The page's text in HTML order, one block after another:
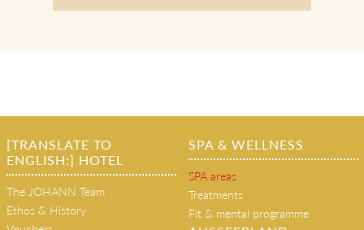
[TRANSLATE TO
ENGLISH:] HOTEL
SPA & WELLNESS
SPA areas